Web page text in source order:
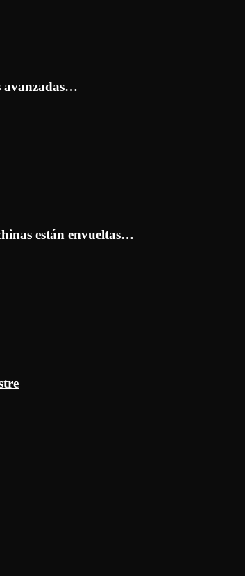
avanzadas…
están envueltas…